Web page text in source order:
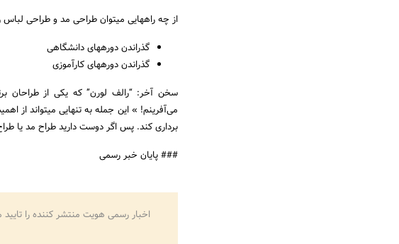
از چه راه­هایی می­توان طراحی مد و طراحی
گذراندن دوره­های دانشگاهی
گذراندن دوره­های کارآموزی
سخن آخر: “رالف لورن” که یکی از
می‌آفرینم! » این جمله به تنهایی می­تواند از
برداری کند. پس اگر دوست دارید طراح مد یا
### پایان خبر رسمی
اخبار رسمی هویت منتشر کننده را